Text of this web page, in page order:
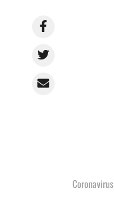
Coronavirus